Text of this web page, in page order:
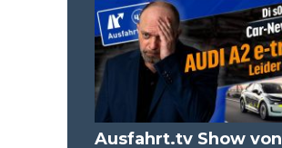
Ausfahrt.tv Show von